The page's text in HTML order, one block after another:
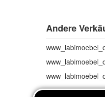
Andere
22 Angebote ab